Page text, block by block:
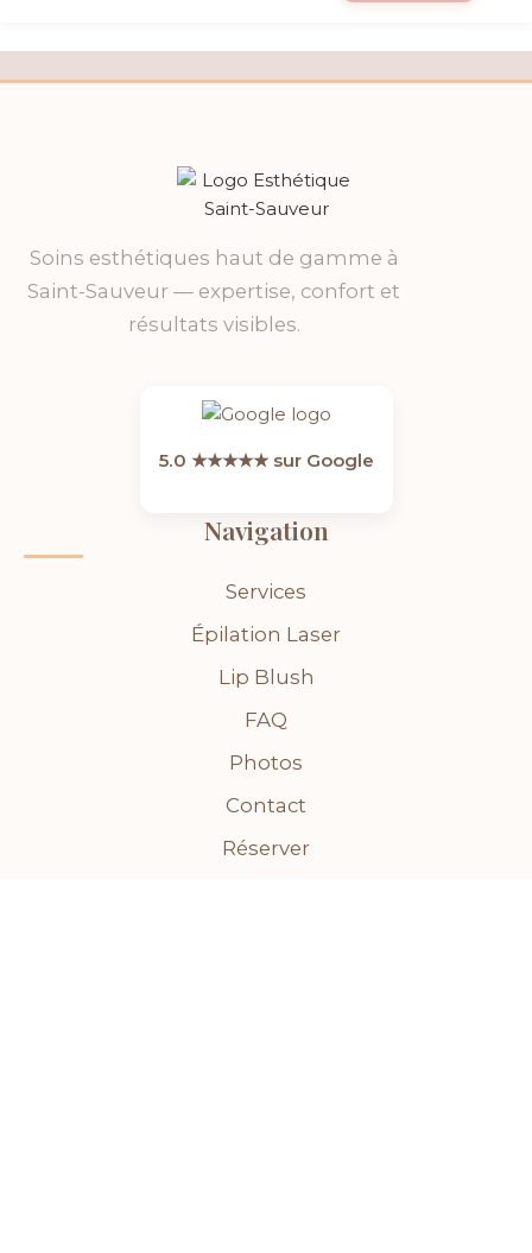
Soins esthétiques haut de gamme à
Saint-Sauveur — expertise, confort et
résultats visibles.
5.0 ★★★★★ sur Google
Navigation
Services
Épilation Laser
Lip Blush
FAQ
Photos
Contact
Réserver